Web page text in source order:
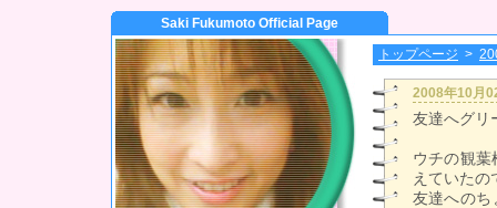
Saki Fukumoto Official Page
トップページ >
2008年10月
友達へグリ
ウチの観葉
えていたの
友達へのち